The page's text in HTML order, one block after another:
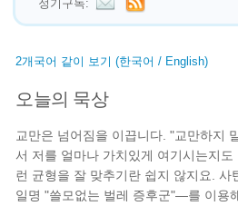
정기구독:
2개국어 같이 보기 (한국어 / English)
오늘의 묵상
교만은 넘어짐을 이끕니다. "교만하지
서 저를 얼마나 가치있게 여기시는지
런 균형을 잘 맞추기란 쉽지 않지요.
일명 "쓸모없는 벌레 증후군"—를 이용